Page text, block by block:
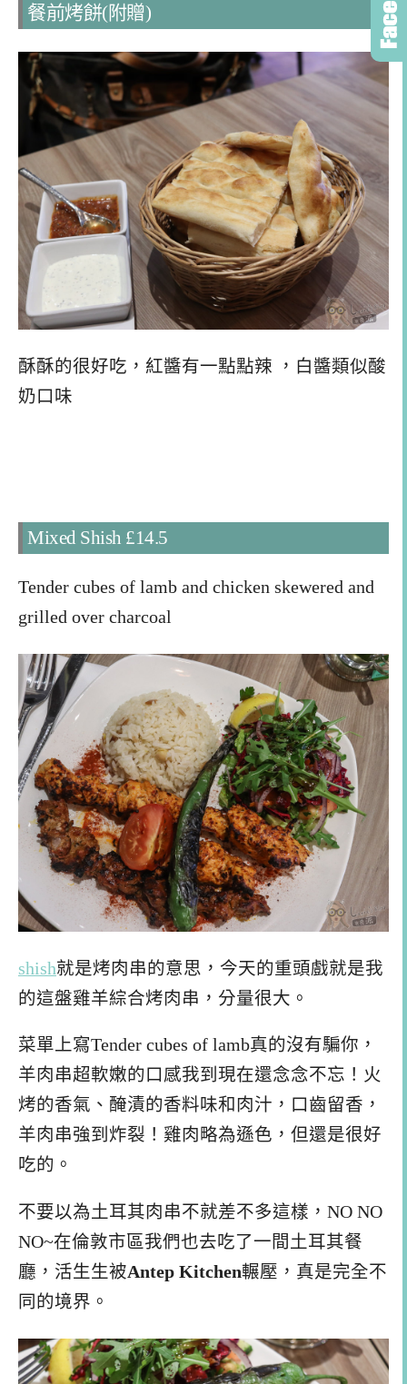
餐前烤餅(附贈)
酥酥的很好吃，紅醬有一點點辣 ，白醬類似酸
奶口味
Mixed Shish £14.5
Tender cubes of lamb and chicken skewered and
grilled over charcoal
shish就是烤肉串的意思，今天的重頭戲就是我
的這盤雞羊綜合烤肉串，分量很大。
菜單上寫Tender cubes of lamb真的沒有騙你，
羊肉串超軟嫩的口感我到現在還念念不忘！火
烤的香氣、醃漬的香料味和肉汁，口齒留香，
羊肉串強到炸裂！雞肉略為遜色，但還是很好
吃的。
不要以為土耳其肉串不就差不多這樣，NO NO
NO~在倫敦市區我們也去吃了一間土耳其餐
廳，活生生被Antep Kitchen輾壓，真是完全不
同的境界。